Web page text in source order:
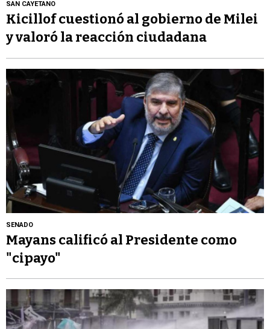
SAN CAYETANO
Kicillof cuestionó al gobierno de Milei
y valoró la reacción ciudadana
SENADO
Mayans calificó al Presidente como
"cipayo"